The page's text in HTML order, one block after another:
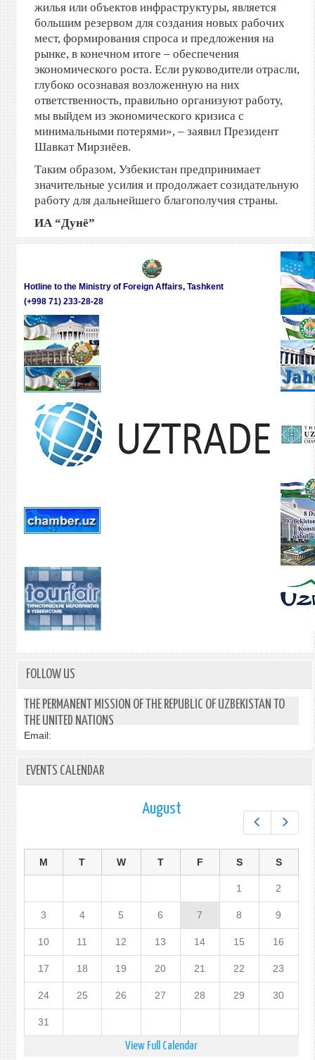
жилья или объектов инфраструктуры, является
большим резервом для создания новых рабочих
мест, формирования спроса и предложения на
рынке, в конечном итоге – обеспечения
экономического роста. Если руководители отрасли,
глубоко осознавая возложенную на них
ответственность, правильно организуют работу,
мы выйдем из экономического кризиса с
минимальными потерями», – заявилПрезидент
Шавкат Мирзиёев.
Таким образом, Узбекистан предпринимает
значительные усилия и продолжает созидательную
работу для дальнейшего благополучия страны.
ИА “Дунё”
Hotline to the Ministry of Foreign Affairs, Tashkent
(+998 71) 233-28-28
FOLLOW US
THE PERMANENT MISSION OF THE REPUBLIC OF UZBEKISTAN TO
THE UNITED NATIONS
Email:
EVENTS CALENDAR
August
M T W T F S S
1 2
3 4 5 6 7 8 9
10 11 12 13 14 15 16
17 18 19 20 21 22 23
24 25 26 27 28 29 30
31
View Full Calendar